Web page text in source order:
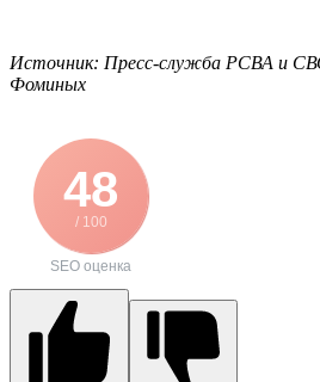
Источник: Пресс-служба РСВА и
Фоминых
48
/ 100
SEO оценка